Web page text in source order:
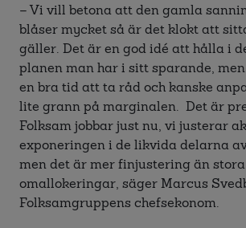
–Vi vill betona att den gamla
blåser mycket så är det klokt att
gäller. Det är en god idé att hålla i
planen man har i sitt sparande,
en bra tid att ta råd och kanske
lite grann på marginalen. Det är
Folksam jobbar just nu, vi justerar
exponeringen i de likvida delarna
men det är mer finjustering än stora
omallokeringar, säger Marcus
Folksamgruppens chefsekonom.